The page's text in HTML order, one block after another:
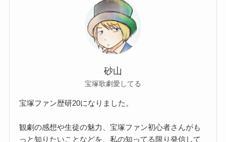
砂山
宝塚歌劇愛してる
宝塚ファン歴研20になりました。
観劇の感想や生徒の魅力、宝塚ファン初心者さんがも
っと知りたいことなどを、私の知ってる限り発信して